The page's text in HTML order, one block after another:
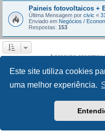
Este site utiliza cookies
uma melhor experiência.
Paineis fotovoltaicos +
Última Mensagem por civic «
Enviado em Negócios /
Respostas: 153
A pesquisa encontrou
Desenvolvido porphpBB®